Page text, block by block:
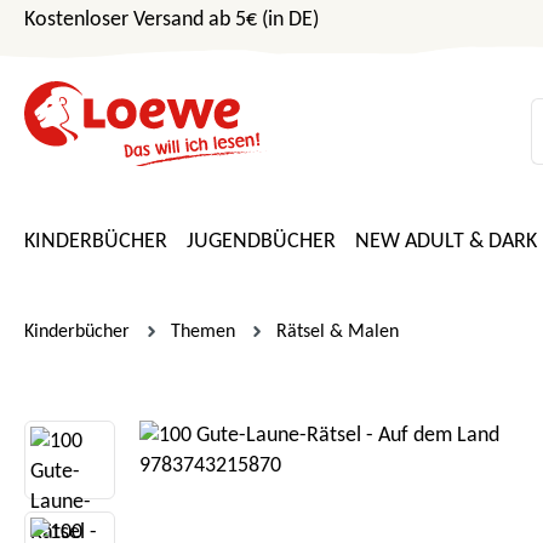
Hauptinhalt springen
Zur Suche springen
Zur Hauptnavigation springen
Kostenloser Versand ab 5€ (in DE)
KINDERBÜCHER JUGENDBÜCHER NEW ADULT & DARK
Kinderbücher Themen Rätsel & Malen
Bildergalerie überspringen